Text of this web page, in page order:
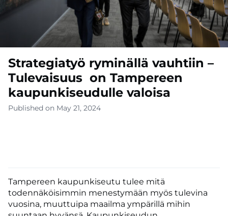
Strategiatyö ryminällä vauhtiin –
Tulevaisuus on Tampereen
kaupunkiseudulle valoisa
Published on May 21, 2024
Tampereen kaupunkiseutu tulee mitä
todennäköisimmin menestymään myös tulevina
vuosina, muuttuipa maailma ympärillä mihin